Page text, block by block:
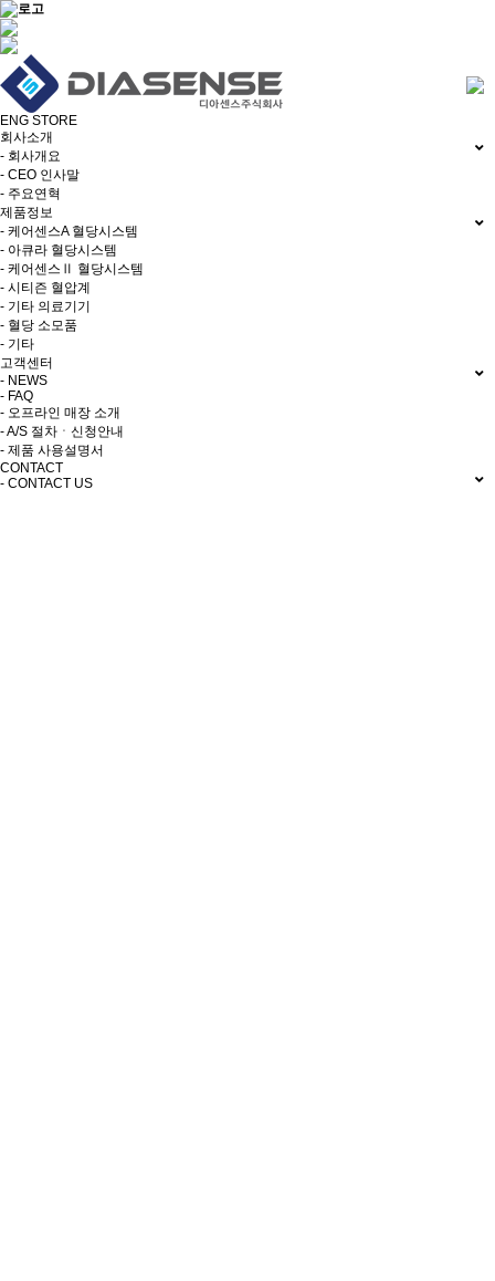
ENG STORE
회사소개
- 회사개요
- CEO 인사말
- 주요연혁
제품정보
- 케어센스A 혈당시스템
- 아큐라 혈당시스템
- 케어센스Ⅱ 혈당시스템
- 시티즌 혈압계
- 기타 의료기기
- 혈당 소모품
- 기타
고객센터
- NEWS
- FAQ
- 오프라인 매장 소개
- A/S 절차ㆍ신청안내
- 제품 사용설명서
CONTACT
- CONTACT US